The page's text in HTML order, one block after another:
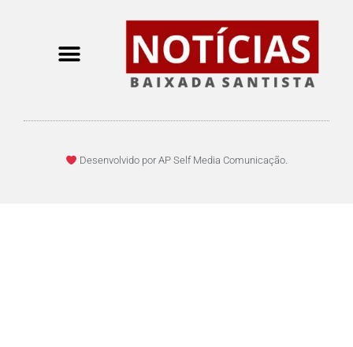
Desenvolvido por AP Self Media Comunicação.